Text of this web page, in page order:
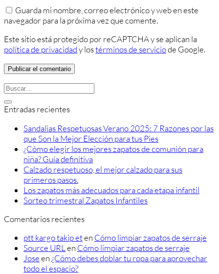
Guarda mi nombre, correo electrónico y web en este
navegador para la próxima vez que comente.
Este sitio está protegido por reCAPTCHA y se aplican la
política de privacidady lostérminos de serviciode Google.
Entradas recientes
Sandalias Respetuosas Verano 2025: 7 Razones por las
que Son la Mejor Elección para tus Pies
¿Cómo elegir los mejores zapatos de comunión para
niña? Guía definitiva
Calzado respetuoso, el mejor calzado para sus
primeros pasos.
Los zapatos más adecuados para cada etapa infantil
Sorteo trimestral Zapatos Infantiles
Comentarios recientes
ptt kargo takip eten Cómo limpiar zapatos de serraje
Source URL en Cómo limpiar zapatos de serraje
Joseen ¿Cómo debes doblar tu ropa para aprovechar
todo el espacio?